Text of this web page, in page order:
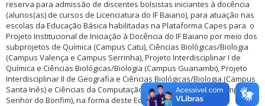
reserva para admissão de discentes bolsistas iniciantes à docência
(alunos(as) de cursos de Licenciatura do IF Baiano), para atuação nas
escolas da Educação Básica habilitadas na Plataforma Capes para o
Projeto Institucional de Iniciação à Docência do IF Baiano por meio dos
subprojetos de Química (Campus Catu), Ciências Biológicas/Biologia
(Campus Valença e Campus Serrinha), Projeto Interdisciplinar I de
Química e Ciências Biológicas/Biologia (Campus Guanambi), Projeto
Interdisciplinar II de Geografia e Ciências Biológicas/Biologia (Campus
Santa Inês) e Ciências da Computação e Ciências Agrárias (Campus
Senhor do Bonfim), na forma deste Edital.